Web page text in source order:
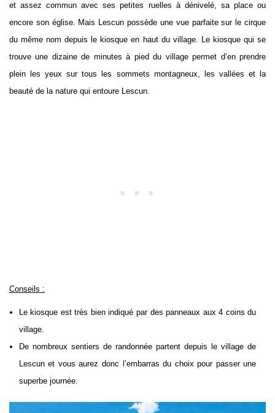
et assez commun avec ses petites ruelles à dénivelé, sa place ou
encore son église. Mais Lescun possède une vue parfaite sur le cirque
du même nom depuis le kiosque en haut du village. Le kiosque qui se
trouve une dizaine de minutes à pied du village permet d’en prendre
plein les yeux sur tous les sommets montagneux, les vallées et la
beauté de la nature qui entoure Lescun.
Conseils :
Le kiosque est très bien indiqué par des panneaux aux 4 coins du
village.
De nombreux sentiers de randonnée partent depuis le village de
Lescun et vous aurez donc l’embarras du choix pour passer une
superbe journée.